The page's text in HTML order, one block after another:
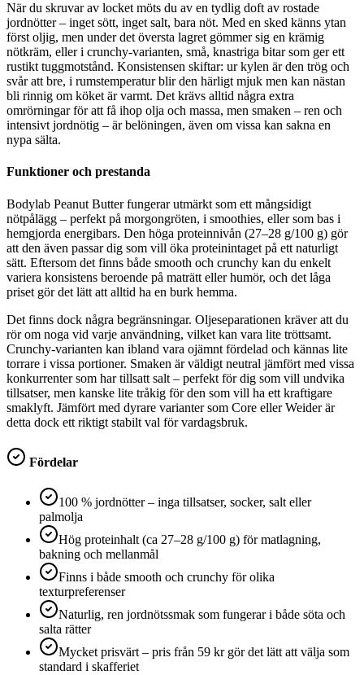
När du skruvar av locket möts du av en tydlig doft av rostade
jordnötter – inget sött, inget salt, bara nöt. Med en sked känns ytan
först oljig, men under det översta lagret gömmer sig en krämig
nötkräm, eller i crunchy-varianten, små, knastriga bitar som ger ett
rustikt tuggmotstånd. Konsistensen skiftar: ur kylen är den trög och
svår att bre, i rumstemperatur blir den härligt mjuk men kan nästan
bli rinnig om köket är varmt. Det krävs alltid några extra
omrörningar för att få ihop olja och massa, men smaken – ren och
intensivt jordnötig – är belöningen, även om vissa kan sakna en
nypa sälta.
Funktioner och prestanda
Bodylab Peanut Butter fungerar utmärkt som ett mångsidigt
nötpålägg – perfekt på morgongröten, i smoothies, eller som bas i
hemgjorda energibars. Den höga proteinnivån (27–28 g/100 g) gör
att den även passar dig som vill öka proteinintaget på ett naturligt
sätt. Eftersom det finns både smooth och crunchy kan du enkelt
variera konsistens beroende på maträtt eller humör, och det låga
priset gör det lätt att alltid ha en burk hemma.
Det finns dock några begränsningar. Oljeseparationen kräver att du
rör om noga vid varje användning, vilket kan vara lite tröttsamt.
Crunchy-varianten kan ibland vara ojämnt fördelad och kännas lite
torrare i vissa portioner. Smaken är väldigt neutral jämfört med vissa
konkurrenter som har tillsatt salt – perfekt för dig som vill undvika
tillsatser, men kanske lite tråkig för den som vill ha ett kraftigare
smaklyft. Jämfört med dyrare varianter som Core eller Weider är
detta dock ett riktigt stabilt val för vardagsbruk.
Fördelar
100 % jordnötter – inga tillsatser, socker, salt eller
palmolja
Hög proteinhalt (ca 27–28 g/100 g) för matlagning,
bakning och mellanmål
Finns i både smooth och crunchy för olika
texturpreferenser
Naturlig, ren jordnötssmak som fungerar i både söta och
salta rätter
Mycket prisvärt – pris från 59 kr gör det lätt att välja som
standard i skafferiet